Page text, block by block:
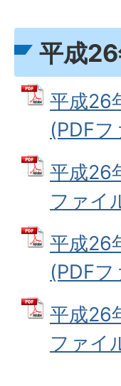
平成
平成26
(PDFフ
平成26
ファイ
平成26
(PDF
平成26
ファイ